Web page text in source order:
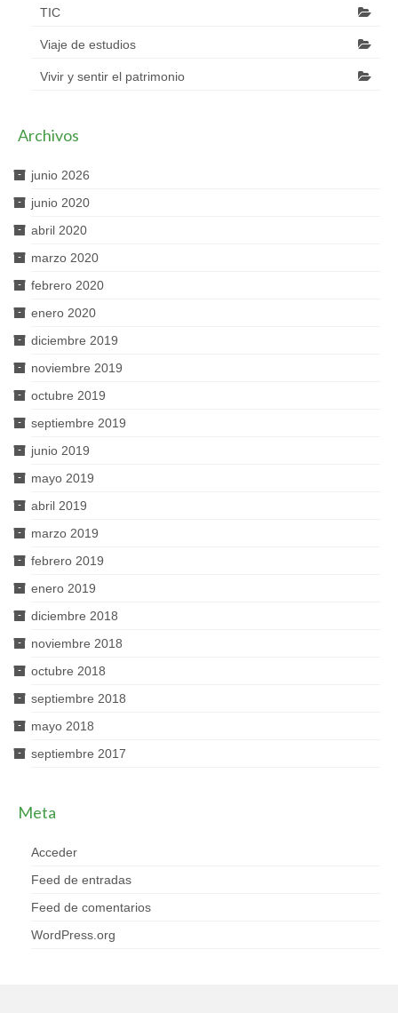
TIC
Viaje de estudios
Vivir y sentir el patrimonio
Archivos
junio 2026
junio 2020
abril 2020
marzo 2020
febrero 2020
enero 2020
diciembre 2019
noviembre 2019
octubre 2019
septiembre 2019
junio 2019
mayo 2019
abril 2019
marzo 2019
febrero 2019
enero 2019
diciembre 2018
noviembre 2018
octubre 2018
septiembre 2018
mayo 2018
septiembre 2017
Meta
Acceder
Feed de entradas
Feed de comentarios
WordPress.org